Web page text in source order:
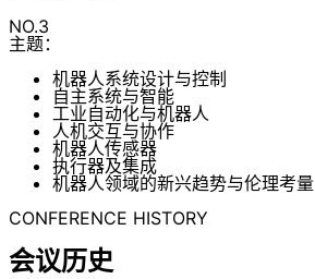
NO.3
主题：
机器人系统设计与控制
自主系统与智能
工业自动化与机器人
人机交互与协作
机器人传感器
执行器及集成
机器人领域的新兴趋势与伦理考量
CONFERENCE HISTORY
会议历史